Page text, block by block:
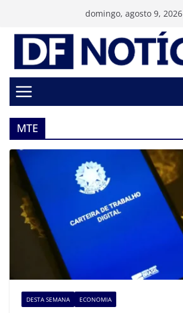
conteúdo
domingo, agosto 9, 2026
MTE
DESTA SEMANA ECONOMIA